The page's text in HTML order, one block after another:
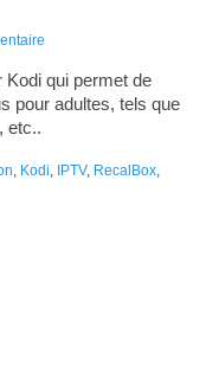
Kodi qui permet de
pour adultes, tels que
etc..
Kodi IPTV, RecalBox,